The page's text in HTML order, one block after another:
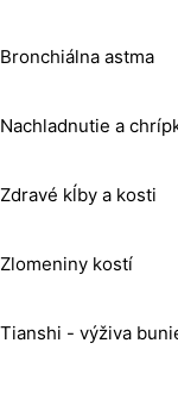
Bronchiálna astma
Nachladnutie a
Zdravé kĺby a kosti
Zlomeniny kostí
Tianshi - výživa